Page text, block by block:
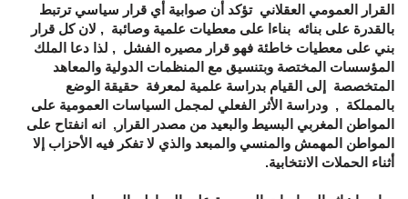
القرار العمومي العقلاني تؤكد أن صوابية أي قرار سياسي ترتبط
بالقدرة على بنائه بناءا على معطيات علمية وصائبة , لان كل قرار
بني على معطيات خاطئة فهو قرار مصيره الفشل , لذا دعا الملك
المؤسسات المختصة وبتنسيق مع المنظمات الدولية والمعاهد
المتخصصة إلى القيام بدراسة علمية لمعرفة حقيقة الوضع
بالمملكة , ودراسة الأثر الفعلي لمجمل السياسات العمومية على
المواطن المغربي البسيط والبعيد من مصدر القرار, انه انفتاح على
المواطن المهمش والمنسي والمبعد والذي لا تفكر فيه الأحزاب إلا
أثناء الحملات الانتخابية.